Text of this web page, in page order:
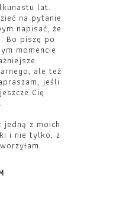
lat.
na pytanie
napisać, że
Bo piszę po
momencie
ale też
jeśli
Cię
z moich
i nie tylko, z